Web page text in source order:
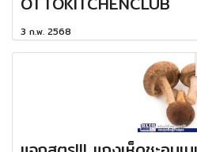
3 ก.พ. 2568